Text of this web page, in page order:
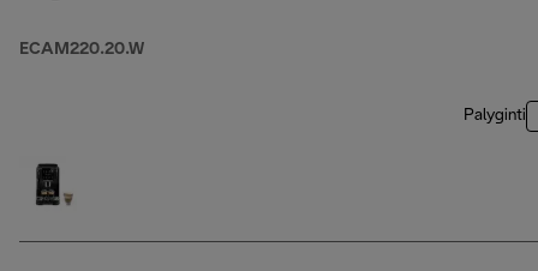
ECAM220.20.W
Palyginti